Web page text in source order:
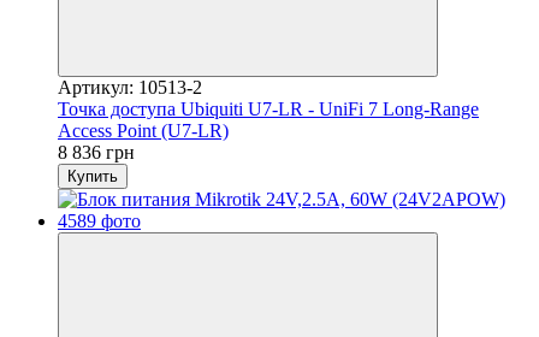
Артикул: 10513-2
Точка доступа Ubiquiti U7-LR - UniFi 7 Long-Range
Access Point (U7-LR)
8 836 грн
Купить